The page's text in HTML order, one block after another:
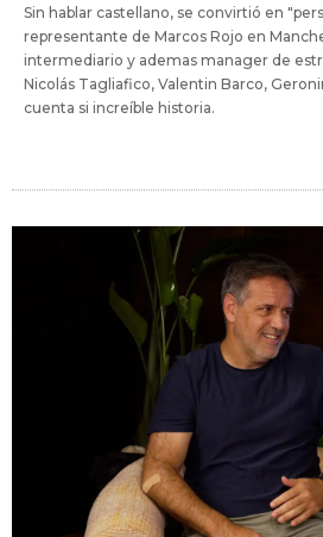
Sin hablar castellano, se convirtió en
representante de Marcos Rojo en
intermediario y ademas manager de
Nicolás Tagliafico, Valentin Barco,
cuenta si increíble historia.